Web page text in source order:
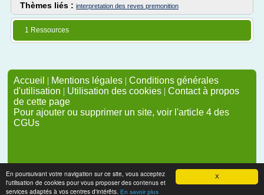
X
En poursuivant votre navigation sur ce site, vous acceptez
l'utilisation de cookies pour vous proposer des contenus et
services adaptés à vos centres d'intérêts. En savoir plus
Thèmes liés : interpretation des reves premonition
1 Ressources
Accueil | Mentions légales | Conditions générales
d'utilisation | Utilisation des cookies | Contact à propos
de cette page
Pour ajouter ou supprimer un site, voir l'article 4 des
CGUs